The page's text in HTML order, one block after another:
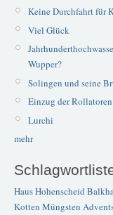
Keine Durchfahrt für
Viel Glück
Wupper?
Solingen und seine
Einzug der
Lurchi
mehr
Haus Hohenscheid
Kotten Müngsten